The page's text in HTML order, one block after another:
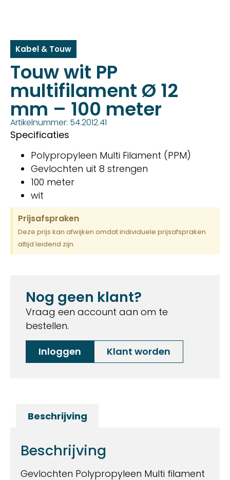
Kabel & Touw
Touw wit PP
multifilament Ø 12
mm – 100 meter
Artikelnummer: 54.2012.41
Specificaties
Polypropyleen Multi Filament (PPM)
Gevlochten uit 8 strengen
100 meter
wit
Prijsafspraken
Deze prijs kan afwijken omdat individuele prijsafspraken
altijd leidend zijn.
Nog geen klant?
Vraag een account aan om te
bestellen.
Inloggen
Klant worden
Beschrijving
Beschrijving
Gevlochten Polypropyleen Multi filament